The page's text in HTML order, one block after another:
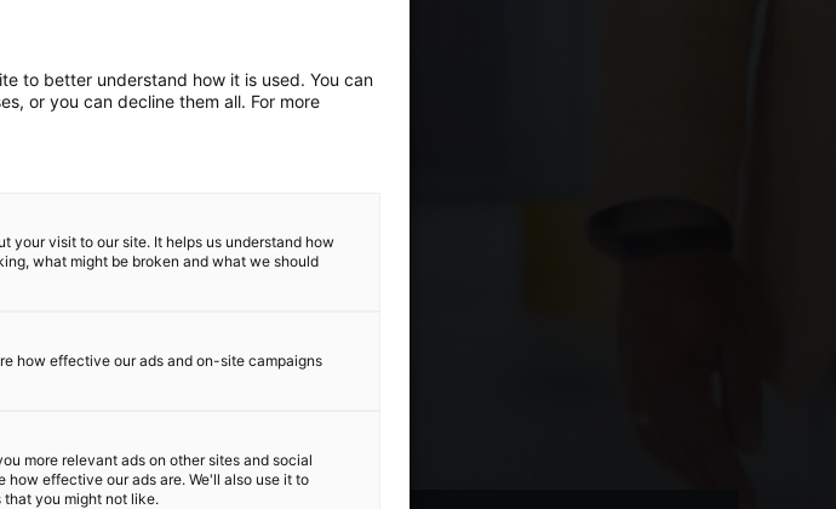
to better understand how it is used. You can
or you can decline them all. For more
your visit to our site. It helps us understand how
what might be broken and what we should
how effective our ads and on-site campaigns
more relevant ads on other sites and social
how effective our ads are. We'll also use it to
you might not like.